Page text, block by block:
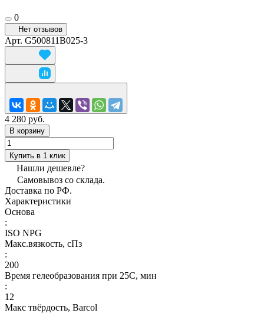
0
Нет отзывов
Арт. G500811B025-3
4 280 руб.
В корзину
Купить в 1 клик
Нашли дешевле?
Самовывоз со склада.
Доставка по РФ.
Характеристики
Основа
:
ISO NPG
Макс.вязкoсть, сПз
:
200
Время гелеобразования при 25С, мин
:
12
Макс твёрдость, Barcol